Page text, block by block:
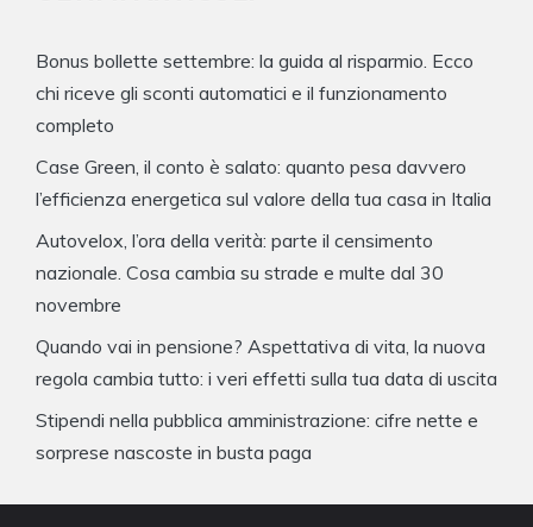
Bonus bollette settembre: la guida al risparmio. Ecco
chi riceve gli sconti automatici e il funzionamento
completo
Case Green, il conto è salato: quanto pesa davvero
l’efficienza energetica sul valore della tua casa in Italia
Autovelox, l’ora della verità: parte il censimento
nazionale. Cosa cambia su strade e multe dal 30
novembre
Quando vai in pensione? Aspettativa di vita, la nuova
regola cambia tutto: i veri effetti sulla tua data di uscita
Stipendi nella pubblica amministrazione: cifre nette e
sorprese nascoste in busta paga